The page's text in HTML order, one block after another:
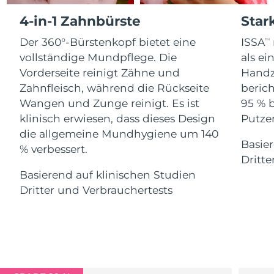
4-in-1 Zahnbürste
Der 360°-Bürstenkopf bietet eine
vollständige Mundpflege. Die
Vorderseite reinigt Zähne und
Zahnfleisch, während die Rückseite
Wangen und Zunge reinigt. Es ist
klinisch erwiesen, dass dieses Design
die allgemeine Mundhygiene um 140
% verbessert.
Basierend auf klinischen Studien
Dritter und Verbrauchertests
ISSATM
als
95 %
For healthy hair
Kosmetik
Kaufe alles
FOREO APP
ÜBER
Isle of Man 8/11/26
Israel Erwartete Lieferung 8/13/26
Italien Erwartete Lieferung 8/9/26
Japan Erwartete Lieferung
Jersey Erwartete Lieferung 8/14/26
Kasachstan
Kuwait Erwartete Lieferung